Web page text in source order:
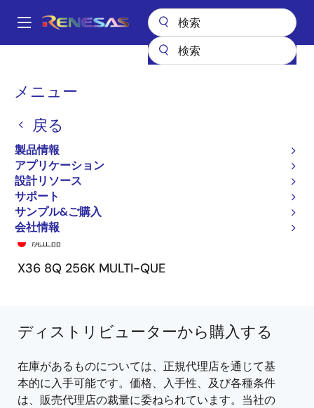
ン
Main
メニュー
戻る
製品情報
アプリケーション
設計リソース
サポート
サンプル&ご購入
会社情報
パ
く
ず
72V51326 72V51326L6BB
72V51326L6BB
廃止品
X36 8Q 256K MULTI-QUE
ディストリビューターから購入する
在庫があるものについては、正規代理店を通じて基
本的に入手可能です。価格、入手性、及び各種条件
は、販売代理店の裁量に委ねられています。当社の